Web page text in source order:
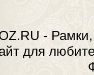
-
для